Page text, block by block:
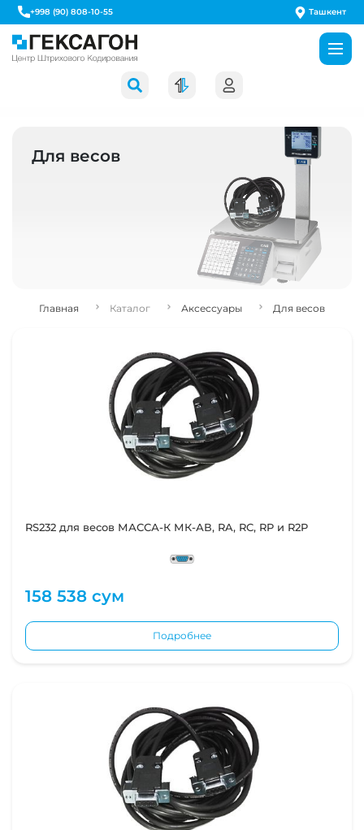
+998 (90) 808-10-55 Ташкент
Для весов
Главная Каталог Аксессуары Для весов
RS232 для весов МАССА-К МК-АВ, RA, RC, RP и R2P
158 538 сум
Подробнее